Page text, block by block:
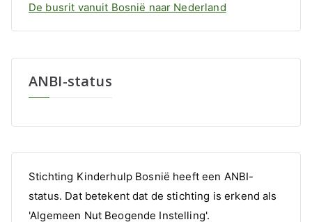
De busrit vanuit Bosnië naar Nederland
ANBI-status
Stichting Kinderhulp Bosnië heeft een ANBI-
status. Dat betekent dat de stichting is erkend als
'Algemeen Nut Beogende Instelling'.